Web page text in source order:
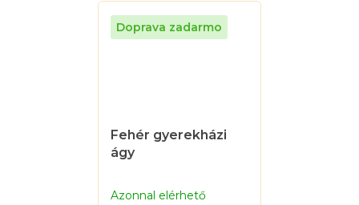
Fehér gyerekházi
ágy
Azonnal elérhető